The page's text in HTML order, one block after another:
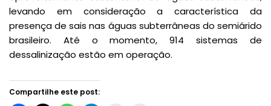
levando em consideração a característica da
presença de sais nas águas subterrâneas do semiárido
brasileiro. Até o momento, 914 sistemas de
dessalinização estão em operação.
Compartilhe este post: